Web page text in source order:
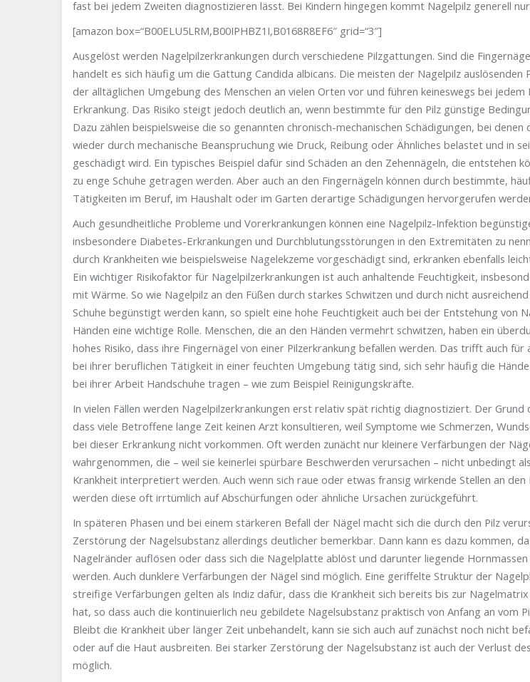
fast bei jedem Zweiten diagnostizieren lässt. Bei Kindern hingegen kommt Nagelpilz generell
[amazon box=“B00ELU5LRM,B00IPHBZ1I,B0168R8EF6″ grid=“3″]
Ausgelöst werden Nagelpilzerkrankungen durch verschiedene Pilzgattungen. Sind die
handelt es sich häufig um die Gattung Candida albicans. Die meisten der Nagelpilz auslösenden
der alltäglichen Umgebung des Menschen an vielen Orten vor und führen keineswegs bei jedem
Erkrankung. Das Risiko steigt jedoch deutlich an, wenn bestimmte für den Pilz günstige
Dazu zählen beispielsweise die so genannten chronisch-mechanischen Schädigungen, bei
wieder durch mechanische Beanspruchung wie Druck, Reibung oder Ähnliches belastet und in
geschädigt wird. Ein typisches Beispiel dafür sind Schäden an den Zehennägeln, die entstehen
zu enge Schuhe getragen werden. Aber auch an den Fingernägeln können durch bestimmte,
Tätigkeiten im Beruf, im Haushalt oder im Garten derartige Schädigungen hervorgerufen
Auch gesundheitliche Probleme und Vorerkrankungen können eine Nagelpilz-Infektion
insbesondere Diabetes-Erkrankungen und Durchblutungsstörungen in den Extremitäten zu
durch Krankheiten wie beispielsweise Nagelekzeme vorgeschädigt sind, erkranken ebenfalls
Ein wichtiger Risikofaktor für Nagelpilzerkrankungen ist auch anhaltende Feuchtigkeit,
mit Wärme. So wie Nagelpilz an den Füßen durch starkes Schwitzen und durch nicht
Schuhe begünstigt werden kann, so spielt eine hohe Feuchtigkeit auch bei der Entstehung von
Händen eine wichtige Rolle. Menschen, die an den Händen vermehrt schwitzen, haben ein
hohes Risiko, dass ihre Fingernägel von einer Pilzerkrankung befallen werden. Das trifft auch für
bei ihrer beruflichen Tätigkeit in einer feuchten Umgebung tätig sind, sich sehr häufig die
bei ihrer Arbeit Handschuhe tragen – wie zum Beispiel Reinigungskräfte.
In vielen Fällen werden Nagelpilzerkrankungen erst relativ spät richtig diagnostiziert. Der Grund
dass viele Betroffene lange Zeit keinen Arzt konsultieren, weil Symptome wie Schmerzen,
bei dieser Erkrankung nicht vorkommen. Oft werden zunächt nur kleinere Verfärbungen der
wahrgenommen, die – weil sie keinerlei spürbare Beschwerden verursachen – nicht unbedingt
Krankheit interpretiert werden. Auch wenn sich raue oder etwas fransig wirkende Stellen an den
werden diese oft irrtümlich auf Abschürfungen oder ähnliche Ursachen zurückgeführt.
In späteren Phasen und bei einem stärkeren Befall der Nägel macht sich die durch den Pilz
Zerstörung der Nagelsubstanz allerdings deutlicher bemerkbar. Dann kann es dazu kommen,
Nagelränder auflösen oder dass sich die Nagelplatte ablöst und darunter liegende
werden. Auch dunklere Verfärbungen der Nägel sind möglich. Eine geriffelte Struktur der
streifige Verfärbungen gelten als Indiz dafür, dass die Krankheit sich bereits bis zur
hat, so dass auch die kontinuierlich neu gebildete Nagelsubstanz praktisch von Anfang an vom
Bleibt die Krankheit über länger Zeit unbehandelt, kann sie sich auch auf zunächst noch nicht
oder auf die Haut ausbreiten. Bei starker Zerstörung der Nagelsubstanz ist auch der Verlust
möglich.